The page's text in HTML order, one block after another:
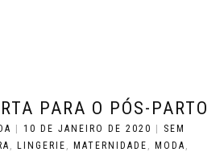
PARA O PÓS-PARTO
10 DE JANEIRO DE 2020
SEM
, LINGERIE , MATERNIDADE , MODA ,